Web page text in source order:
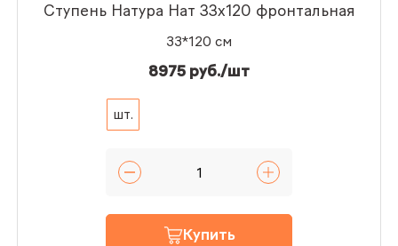
Ступень Натура Нат 33x120 фронтальная
33*120 см
8975 руб./шт
шт.
Купить